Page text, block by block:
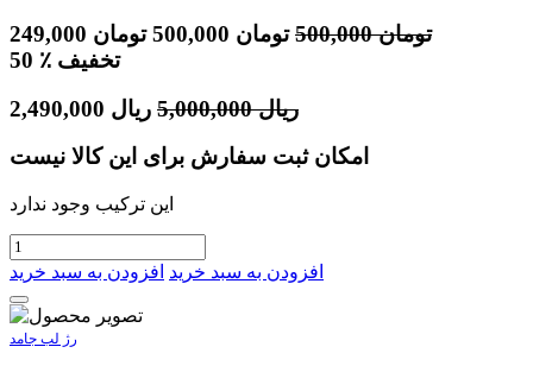
249,000 تومان 500,000تومان 500,000 تومان
50
٪ تخفیف
2,490,000 ریال 5,000,000 ریال
امکان ثبت سفارش برای این کالا نیست
این ترکیب وجود ندارد
افزودن به سبد خرید افزودن به سبد خرید
رژ لب جامد